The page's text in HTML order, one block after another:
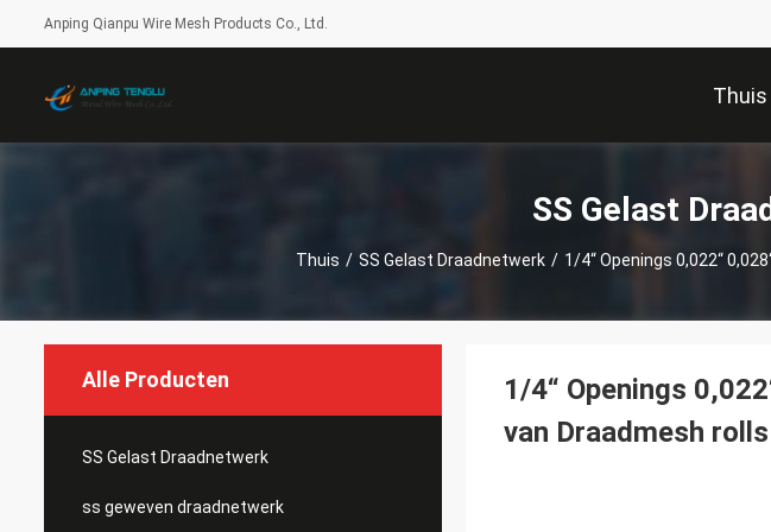
Anping Qianpu Wire Mesh Products Co., Ltd.
Thuis
SS Gelast
Thuis / SS Gelast Draadnetwerk / 1/4“ Openings 0,022“
Alle Producten
SS Gelast Draadnetwerk
ss geweven draadnetwerk
1/4“ Openings
van Draadmesh rolls